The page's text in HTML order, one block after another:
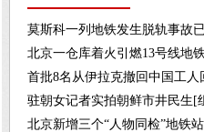
莫斯科一列地铁发生脱轨事故
北京一仓库着火引燃13号线地
首批8名从伊拉克撤回中国工人
驻朝女记者实拍朝鲜市井民生[
北京新增三个“人物同检”地铁